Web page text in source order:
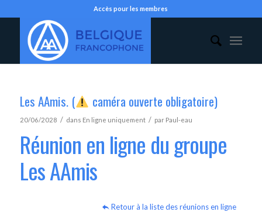
Accès pour les membres
Les AAmis. ( caméra ouverte obligatoire)
20/06/2028 / dans En ligne uniquement / par Paul-eau
Réunion en ligne du groupe
Les AAmis
Retour à la liste des réunions en ligne